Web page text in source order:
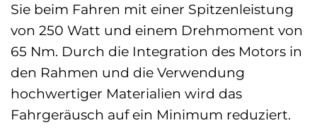
Sie beim Fahren mit einer Spitzenleistung
von 250 Watt und einem Drehmoment von
65 Nm. Durch die Integration des Motors in
den Rahmen und die Verwendung
hochwertiger Materialien wird das
Fahrgeräusch auf ein Minimum reduziert.